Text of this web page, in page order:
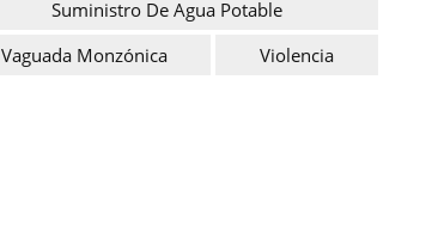
Suministro De Agua Potable
Vaguada Monzónica
Violencia